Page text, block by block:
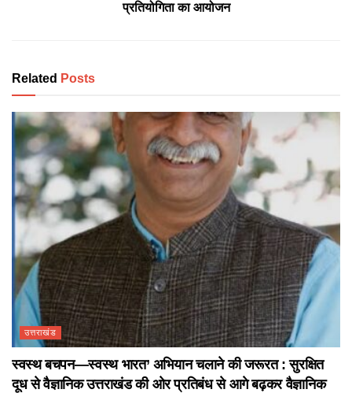
प्रतियोगिता का आयोजन
Related Posts
उत्तराखंड
स्वस्थ बचपन—स्वस्थ भारत’ अभियान चलाने की जरूरत : सुरक्षित
दूध से वैज्ञानिक उत्तराखंड की ओर प्रतिबंध से आगे बढ़कर वैज्ञानिक